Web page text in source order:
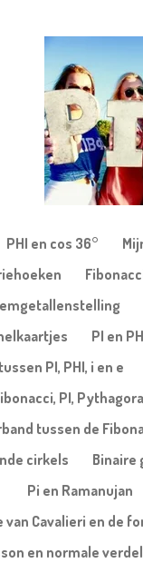
PHI en cos 36°
PI en
PI, PHI, i en e
PI,
tussen de
cirkels
Binaire
Pi en Ramanujan
van Cavalieri en de
en normale